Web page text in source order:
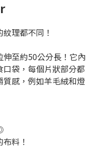
理都不同！
至約50公分長！它內
袋，每個片狀部分都
感，例如羊毛絨和燈
料！